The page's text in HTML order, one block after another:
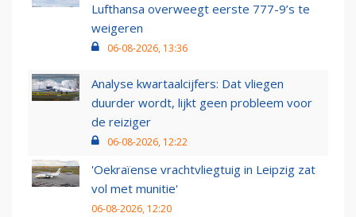
Lufthansa overweegt eerste 777-9’s te
weigeren
06-08-2026, 13:36
Analyse kwartaalcijfers: Dat vliegen
duurder wordt, lijkt geen probleem voor
de reiziger
06-08-2026, 12:22
'Oekraïense vrachtvliegtuig in Leipzig zat
vol met munitie'
06-08-2026, 12:20